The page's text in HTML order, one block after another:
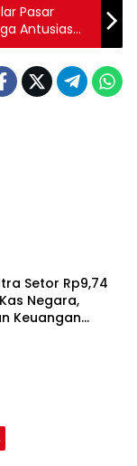
Pasar
Antusias
Setor Rp9,74
Negara,
Keuangan